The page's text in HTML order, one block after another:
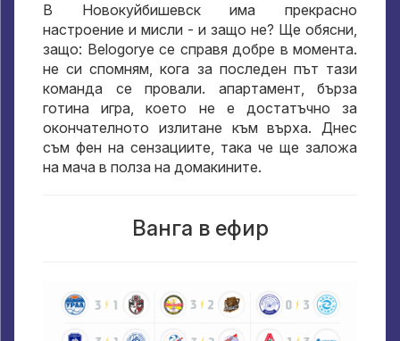
В Новокуйбишевск има прекрасно
настроение и мисли - и защо не? Ще обясни,
защо: Belogorye се справя добре в момента.
не си спомням, кога за последен път тази
команда се провали. апартамент, бърза
готина игра, което не е достатъчно за
окончателното излитане към върха. Днес
съм фен на сензациите, така че ще заложа
на мача в полза на домакините.
Ванга в ефир